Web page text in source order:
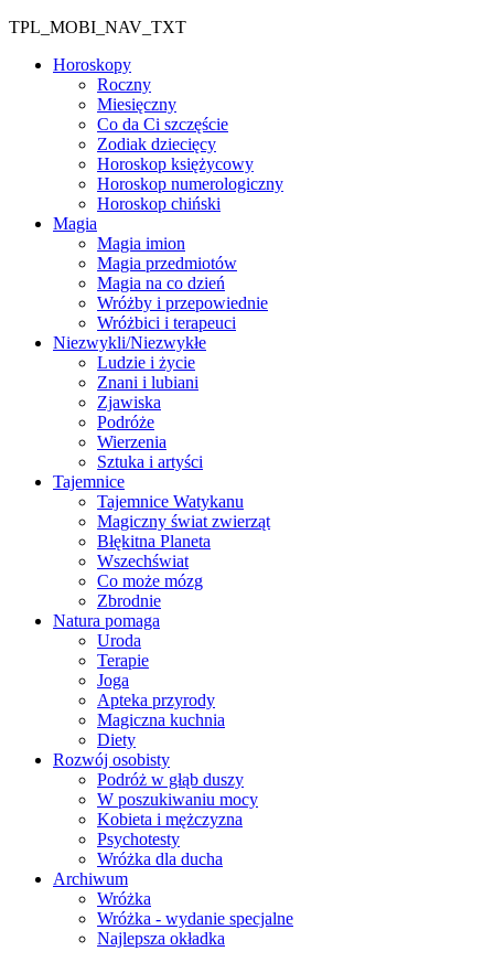
TPL_MOBI_NAV_TXT
Horoskopy
Roczny
Miesięczny
Co da Ci szczęście
Zodiak dziecięcy
Horoskop księżycowy
Horoskop numerologiczny
Horoskop chiński
Magia
Magia imion
Magia przedmiotów
Magia na co dzień
Wróżby i przepowiednie
Wróżbici i terapeuci
Niezwykli/Niezwykłe
Ludzie i życie
Znani i lubiani
Zjawiska
Podróże
Wierzenia
Sztuka i artyści
Tajemnice
Tajemnice Watykanu
Magiczny świat zwierząt
Błękitna Planeta
Wszechświat
Co może mózg
Zbrodnie
Natura pomaga
Uroda
Terapie
Joga
Apteka przyrody
Magiczna kuchnia
Diety
Rozwój osobisty
Podróż w głąb duszy
W poszukiwaniu mocy
Kobieta i mężczyzna
Psychotesty
Wróżka dla ducha
Archiwum
Wróżka
Wróżka - wydanie specjalne
Najlepsza okładka